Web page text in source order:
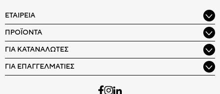
ΕΤΑΙΡΕΊΑ
ΠΡΟΪΌΝΤΑ
ΓΙΑ ΚΑΤΑΝΑΛΩΤΈΣ
ΓΙΑ ΕΠΑΓΓΕΛΜΑΤΊΕΣ